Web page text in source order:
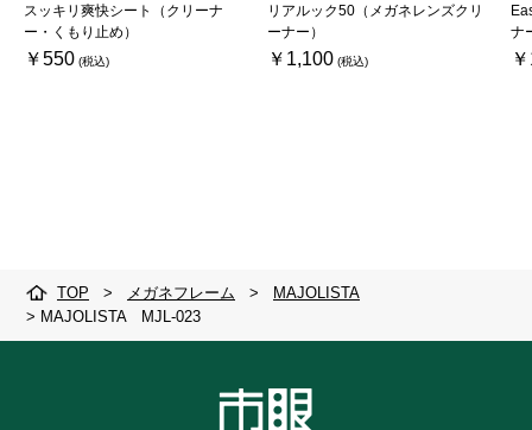
スッキリ爽快シート（クリーナ
ー・くもり止め）
￥550
リアルック50（メガネレンズクリ
ーナー）
￥1,100
ナ
TOP > メガネフレーム >
MAJOLISTA
> MAJOLISTA MJL-023